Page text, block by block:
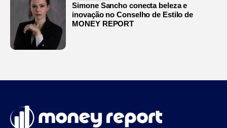
Simone Sancho conecta beleza e
inovação no Conselho de Estilo de
MONEY REPORT